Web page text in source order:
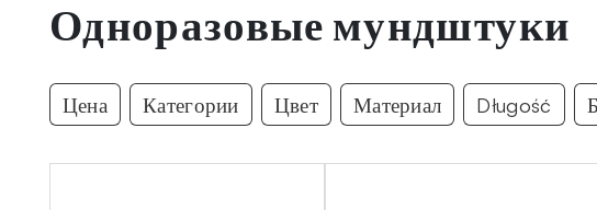
Одноразовые мундштуки
Цена Категории Цвет Материал Długość